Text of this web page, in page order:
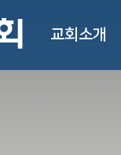
교회소개